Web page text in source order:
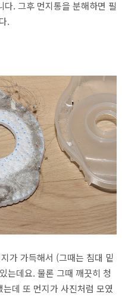
. 그후 먼지통을 분해하면 필
.
가 가득해서 (그때는 침대 밑
는데요. 물론 그때 깨끗히 청
데 또 먼지가 사진처럼 모였